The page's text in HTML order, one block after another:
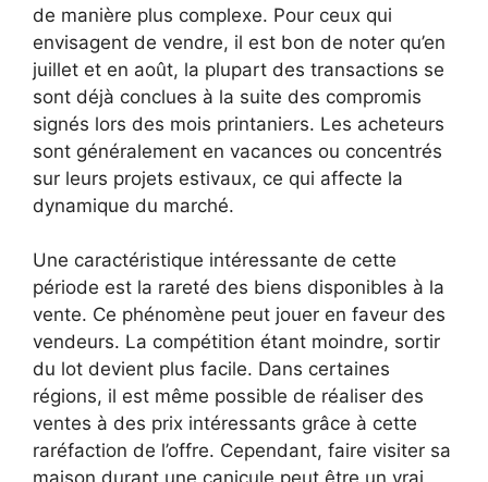
de manière plus complexe. Pour ceux qui
envisagent de vendre, il est bon de noter qu’en
juillet et en août, la plupart des transactions se
sont déjà conclues à la suite des compromis
signés lors des mois printaniers. Les acheteurs
sont généralement en vacances ou concentrés
sur leurs projets estivaux, ce qui affecte la
dynamique du marché.
Une caractéristique intéressante de cette
période est la rareté des biens disponibles à la
vente. Ce phénomène peut jouer en faveur des
vendeurs. La compétition étant moindre, sortir
du lot devient plus facile. Dans certaines
régions, il est même possible de réaliser des
ventes à des prix intéressants grâce à cette
raréfaction de l’offre. Cependant, faire visiter sa